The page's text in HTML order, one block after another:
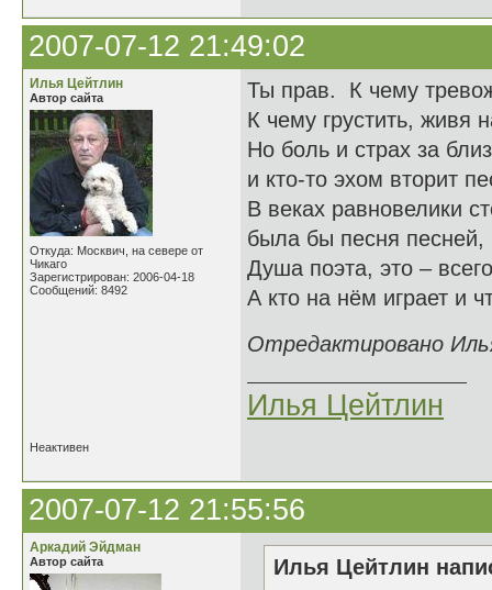
2007-07-12 21:49:02
Илья Цейтлин
Автор сайта
Откуда: Москвич, на севере от
Чикаго
Зарегистрирован: 2006-04-18
Сообщений: 8492
Ты прав. К чему
К чему грустить, живя
Но боль и страх за
и кто-то эхом вторит
В веках равновелики
была бы песня
Душа поэта, это –
А кто на нём играет и
Отредактировано
Илья Цейтлин
Неактивен
2007-07-12 21:55:56
Аркадий Эйдман
Автор сайта
Илья Цейтлин